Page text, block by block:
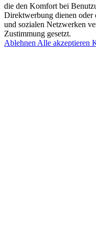
die den Komfort bei
Direktwerbung dienen oder
und sozialen Netzwerken
Zustimmung gesetzt.
Ablehnen Alle akzeptieren